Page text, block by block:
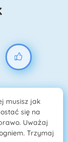
musisz jak
się na
Uważaj
Trzymaj